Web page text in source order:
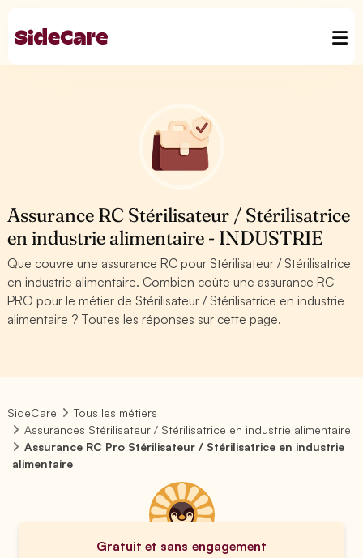
Assurance RC Stérilisateur / Stérilisatrice
en industrie alimentaire - INDUSTRIE
Que couvre une assurance RC pour Stérilisateur / Stérilisatrice
en industrie alimentaire. Combien coûte une assurance RC
PRO pour le métier de Stérilisateur / Stérilisatrice en industrie
alimentaire ? Toutes les réponses sur cette page.
SideCare
Tous les métiers
Assurances Stérilisateur / Stérilisatrice en industrie alimentaire
Assurance RC Pro Stérilisateur / Stérilisatrice en industrie
alimentaire
Gratuit et sans engagement